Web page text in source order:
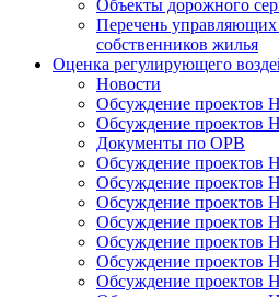
Объекты дорожного
Перечень
собственников жилья
Оценка регулирующего
Новости
Обсуждение проектов
Обсуждение проектов
Документы по ОРВ
Обсуждение проектов
Обсуждение проектов
Обсуждение проектов
Обсуждение проектов
Обсуждение проектов
Обсуждение проектов
Обсуждение проектов